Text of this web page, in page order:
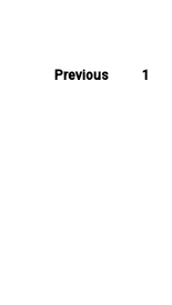
Previous 1